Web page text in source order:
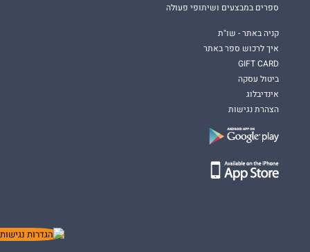
ספרים במבצעים ושיתופי פעולה
קניה באתר - שו"ת
איך לרכוש ספר באתר
GIFT CARD
ביטול עסקה
אינדיבלוג
הצהרת נגישות